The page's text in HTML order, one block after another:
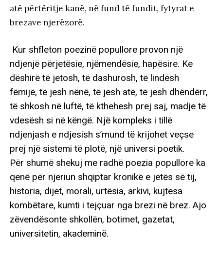
atë përtëritje kanë, në fund të fundit, fytyrat e
brezave njerëzorë.
Kur shfleton poezinë popullore provon një
ndjenjë përjetësie, njëmendësie, hapësire. Ke
dëshirë të jetosh, të dashurosh, të lindësh
fëmijë, të jesh nënë, të jesh atë, të jesh dhëndërr,
të shkosh në luftë, të kthehesh prej saj, madje të
vdesësh si në këngë. Një kompleks i tillë
ndjenjash e ndjesish s’mund të krijohet veçse
prej një sistemi të plotë, një universi poetik.
Për shumë shekuj me radhë poezia popullore ka
qenë për njeriun shqiptar kronikë e jetës së tij,
historia, dijet, morali, urtësia, arkivi, kujtesa
kombëtare, kumti i tejçuar nga brezi në brez. Ajo
zëvendësonte shkollën, botimet, gazetat,
universitetin, akademinë.